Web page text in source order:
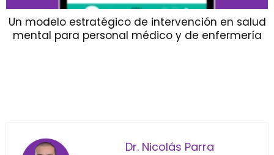
Un modelo estratégico de intervención en salud
mental para personal médico y de enfermería
Dr. Nicolás Parra